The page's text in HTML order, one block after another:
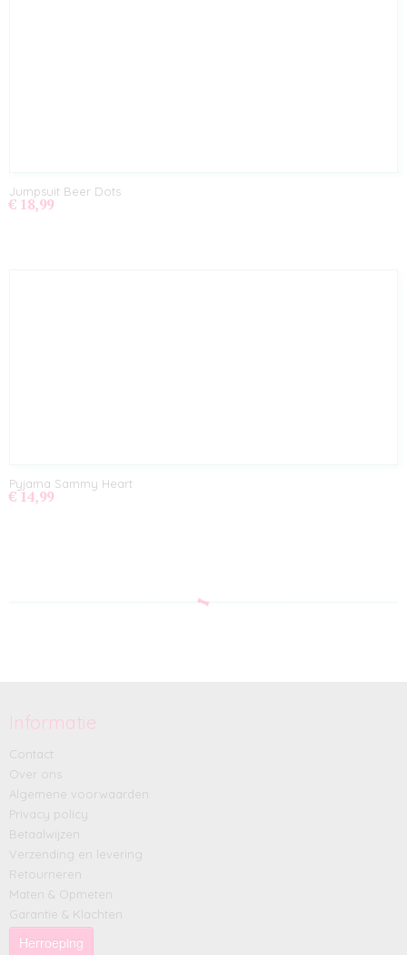
Jumpsuit Beer Dots
€ 18,99
Pyjama Sammy Heart
€ 14,99
Informatie
Contact
Over ons
Algemene voorwaarden
Privacy policy
Betaalwijzen
Verzending en levering
Retourneren
Maten & Opmeten
Garantie & Klachten
Herroeping